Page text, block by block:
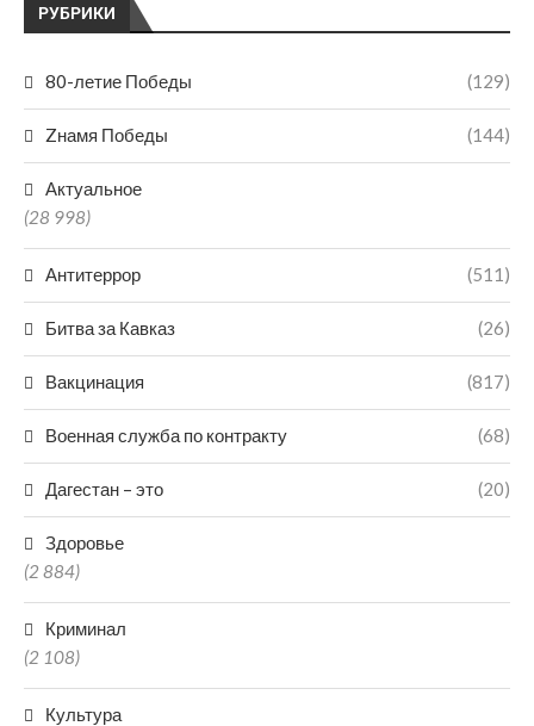
РУБРИКИ
80-летие Победы (129)
Zнамя Победы (144)
Актуальное
(28 998)
Антитеррор (511)
Битва за Кавказ (26)
Вакцинация (817)
Военная служба по контракту (68)
Дагестан – это (20)
Здоровье
(2 884)
Криминал
(2 108)
Культура